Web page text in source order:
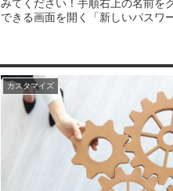
みてください！手順右上の名前を
できる画面を開く「新しいパスワ
カスタマイズ